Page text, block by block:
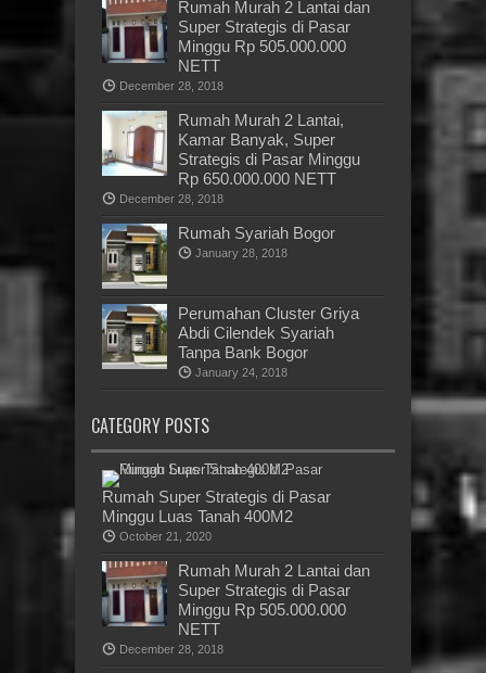
Rumah Murah 2 Lantai dan
Super Strategis di Pasar
Minggu Rp 505.000.000
NETT
December 28, 2018
Rumah Murah 2 Lantai,
Kamar Banyak, Super
Strategis di Pasar Minggu
Rp 650.000.000 NETT
December 28, 2018
Rumah Syariah Bogor
January 28, 2018
Perumahan Cluster Griya
Abdi Cilendek Syariah
Tanpa Bank Bogor
January 24, 2018
CATEGORY POSTS
Rumah Super Strategis di Pasar
Minggu Luas Tanah 400M2
October 21, 2020
Rumah Murah 2 Lantai dan
Super Strategis di Pasar
Minggu Rp 505.000.000
NETT
December 28, 2018